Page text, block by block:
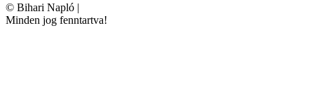
© Bihari Napló |
Minden jog fenntartva!